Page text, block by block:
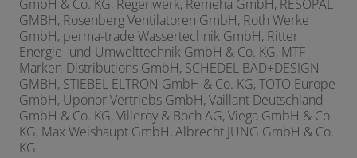
GmbH & Co. KG, Regenwerk, Remeha GmbH, RESOPAL
GMBH, Rosenberg Ventilatoren GmbH, Roth Werke
GmbH, perma-trade Wassertechnik GmbH, Ritter
Energie- und Umwelttechnik GmbH & Co. KG, MTF
Marken-Distributions GmbH, SCHEDEL BAD+DESIGN
GMBH, STIEBEL ELTRON GmbH & Co. KG, TOTO Europe
GmbH, Uponor Vertriebs GmbH, Vaillant Deutschland
GmbH & Co. KG, Villeroy & Boch AG, Viega GmbH & Co.
KG, Max Weishaupt GmbH,Albrecht JUNG GmbH & Co.
KG